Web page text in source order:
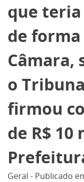
Cidades
Política
Opinião
Informe especial
que
de
Câmara,
o
firmou
de R$ 10
Geral - Publicado